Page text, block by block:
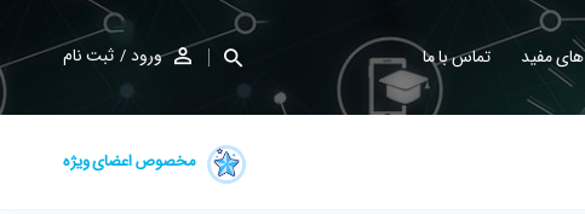
مفید تماس با ما ورود ثبت نام
مخصوص اعضای ویژه